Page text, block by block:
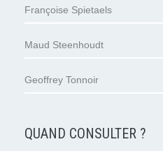
Françoise Spietaels
Maud Steenhoudt
Geoffrey Tonnoir
QUAND CONSULTER ?